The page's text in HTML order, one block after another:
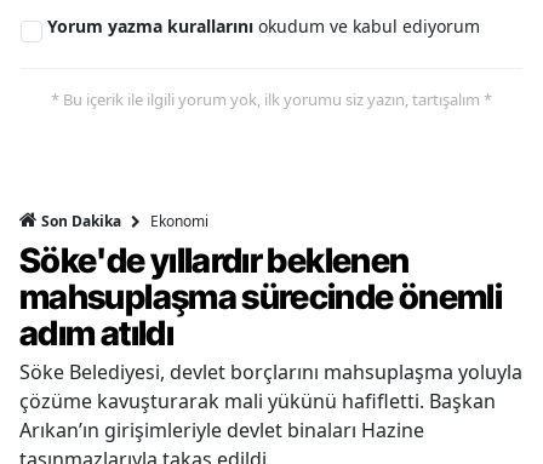
Yorum yazma kurallarını okudum ve kabul ediyorum
* Bu içerik ile ilgili yorum yok, ilk yorumu siz yazın, tartışalım *
Son Dakika Ekonomi
Söke'de yıllardır beklenen
mahsuplaşma sürecinde önemli
adım atıldı
Söke Belediyesi, devlet borçlarını mahsuplaşma yoluyla
çözüme kavuşturarak mali yükünü hafifletti. Başkan
Arıkan’ın girişimleriyle devlet binaları Hazine